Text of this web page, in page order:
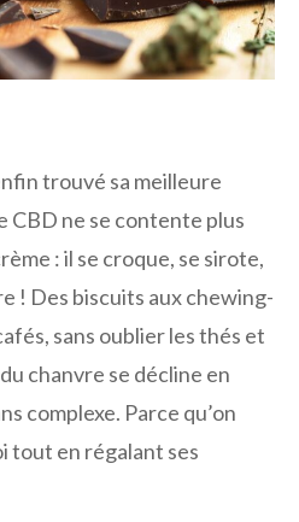
trouvé sa meilleure
CBD ne se contente plus
: il se croque, se sirote,
! Des biscuits aux chewing-
sans oublier les thés et
chanvre se décline en
complexe. Parce qu’on
tout en régalant ses